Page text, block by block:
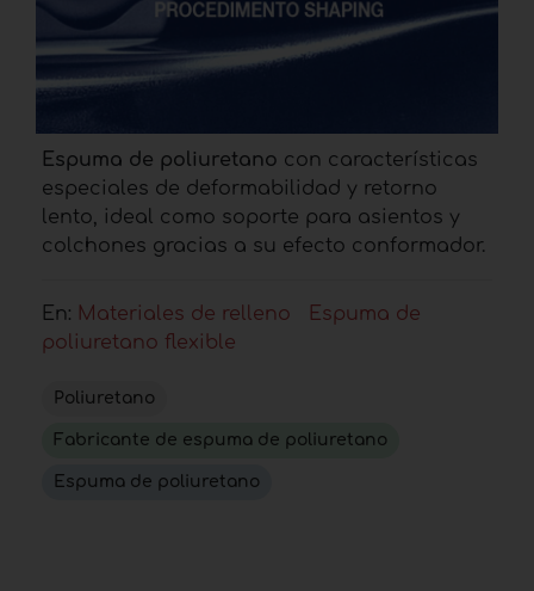
Espuma de poliuretano con características
especiales de deformabilidad y retorno
lento, ideal como soporte para asientos y
colchones gracias a su efecto conformador.
En: Materiales de relleno
Espuma de
poliuretano flexible
Poliuretano
Fabricante de espuma de poliuretano
Espuma de poliuretano